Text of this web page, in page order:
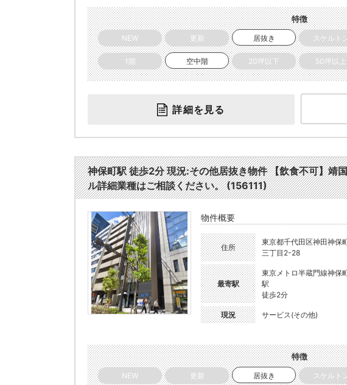
特徴
NEW 更新 居抜き スケルト
1階 空中階 20坪以下 50坪以上
詳細を見る
神保町駅 徒歩2分 現況:その他居抜き物件 【飲食不可】靖
ル詳細業種はご相談ください。 (156111)
物件概要
住所
東京都千代田区神田神保
三丁目2-28
最寄駅
東京メトロ半蔵門線神保
駅
徒歩2分
現況 サービス(その他)
特徴
NEW 更新 居抜き スケルト